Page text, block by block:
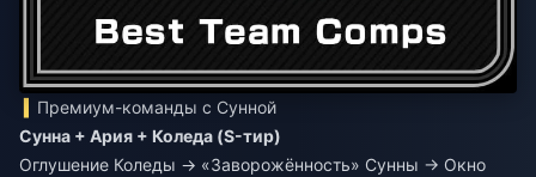
Премиум-команды с Сунной
Сунна + Ария + Коледа (S-тир)
Оглушение Коледы → «Заворожённость» Сунны → Окно